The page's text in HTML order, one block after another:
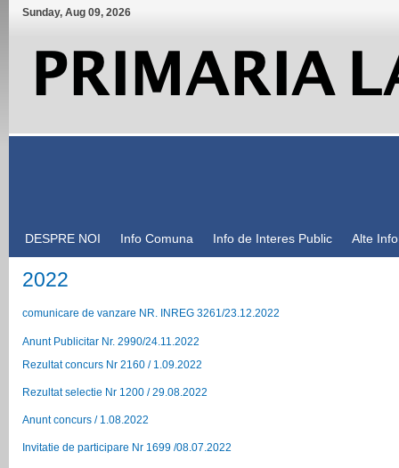
Sunday, Aug 09, 2026
DESPRE NOI Info Comuna Info de Interes Public Alte
2022
comunicare de vanzare NR. INREG 3261/23.12.2022
Anunt Publicitar Nr. 2990/24.11.2022
Rezultat concurs Nr 2160 / 1.09.2022
Rezultat selectie Nr 1200 / 29.08.2022
Anunt concurs / 1.08.2022
Invitatie de participare Nr 1699 /08.07.2022